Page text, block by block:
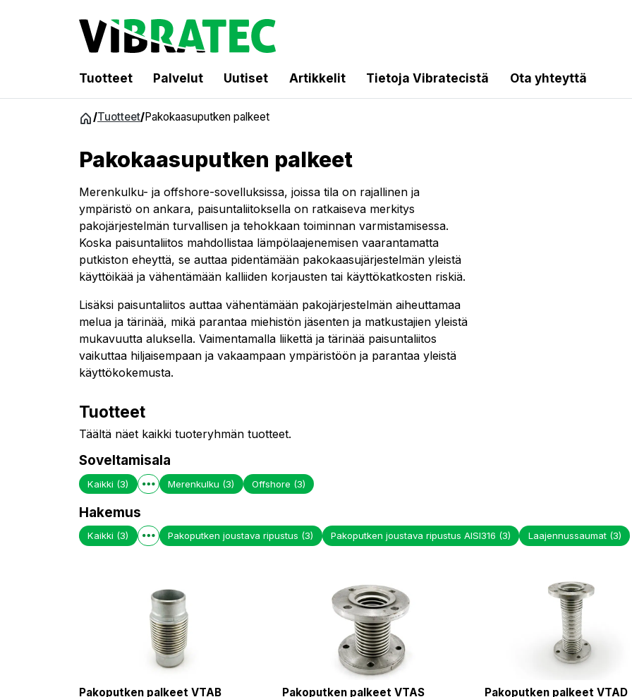
Tuotteet Palvelut Uutiset Artikkelit Tietoja Vibratecistä Ota yhteyttä
/Tuotteet/Pakokaasuputken palkeet
Pakokaasuputken palkeet
Merenkulku- ja offshore-sovelluksissa, joissa tila on rajallinen ja
ympäristö on ankara, paisuntaliitoksella on ratkaiseva merkitys
pakojärjestelmän turvallisen ja tehokkaan toiminnan varmistamisessa.
Koska paisuntaliitos mahdollistaa lämpölaajenemisen vaarantamatta
putkiston eheyttä, se auttaa pidentämään pakokaasujärjestelmän yleistä
käyttöikää ja vähentämään kalliiden korjausten tai käyttökatkosten riskiä.
Lisäksi paisuntaliitos auttaa vähentämään pakojärjestelmän aiheuttamaa
melua ja tärinää, mikä parantaa miehistön jäsenten ja matkustajien yleistä
mukavuutta aluksella. Vaimentamalla liikettä ja tärinää paisuntaliitos
vaikuttaa hiljaisempaan ja vakaampaan ympäristöön ja parantaa yleistä
käyttökokemusta.
Tuotteet
Täältä näet kaikki tuoteryhmän tuotteet.
Soveltamisala
Kaikki (3) Merenkulku (3) Offshore (3)
Hakemus
Kaikki (3) Pakoputken joustava ripustus (3) Pakoputken joustava ripustus AISI316 (3) Laajennussaumat (3)
Pakoputken palkeet VTAB Pakoputken palkeet VTAS Pakoputken palkeet VTAD